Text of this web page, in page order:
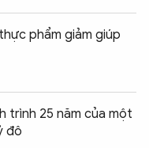
phẩm giảm giúp
trình 25 năm của một
đô